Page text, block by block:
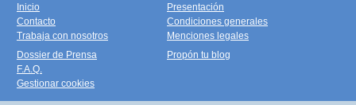
Inicio
Contacto
Trabaja con nosotros
Presentación
Condiciones generales
Menciones legales
Dossier de Prensa
F.A.Q.
Gestionar cookies
Propón tu blog